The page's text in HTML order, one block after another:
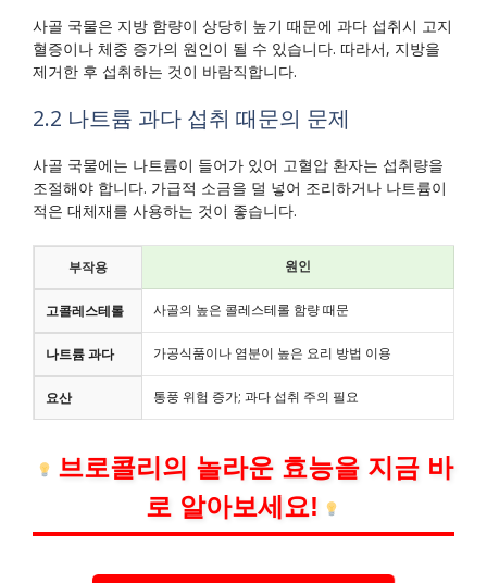
사골 국물은 지방 함량이 상당히 높기 때문에 과다 섭취시 고지
혈증이나 체중 증가의 원인이 될 수 있습니다. 따라서, 지방을
제거한 후 섭취하는 것이 바람직합니다.
2.2 나트륨 과다 섭취 때문의 문제
사골 국물에는 나트륨이 들어가 있어 고혈압 환자는 섭취량을
조절해야 합니다. 가급적 소금을 덜 넣어 조리하거나 나트륨이
적은 대체재를 사용하는 것이 좋습니다.
부작용 원인
고콜레스테롤 사골의 높은 콜레스테롤 함량 때문
나트륨 과다 가공식품이나 염분이 높은 요리 방법 이용
요산 통풍 위험 증가; 과다 섭취 주의 필요
브로콜리의 놀라운 효능을 지금 바
로 알아보세요!